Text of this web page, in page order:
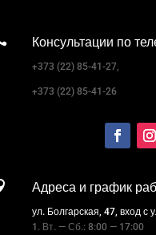
Консультации по
+373 (22) 85-41-27,
+373 (22) 85-41-26
Адреса и график
ул. Болгарская, 47, вход
1. Вт. — Сб.: 8:00 — 17:00